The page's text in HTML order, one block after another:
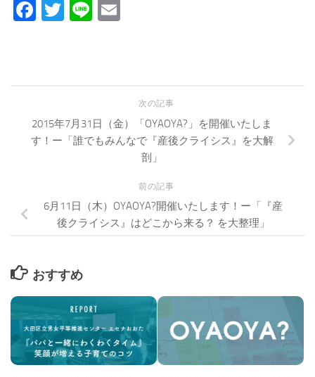
Facebook
Twitter
Line
次の記事
2015年7月31日（金）「OYAOYA?」を開催いたしま
す！ー「誰でもみんなで『産後クライシス』を大解
剖」
前の記事
6月11日（木）OYAOYA?開催いたします！ー「『産
後クライシス』はどこから来る？ を大整理」
おすすめ